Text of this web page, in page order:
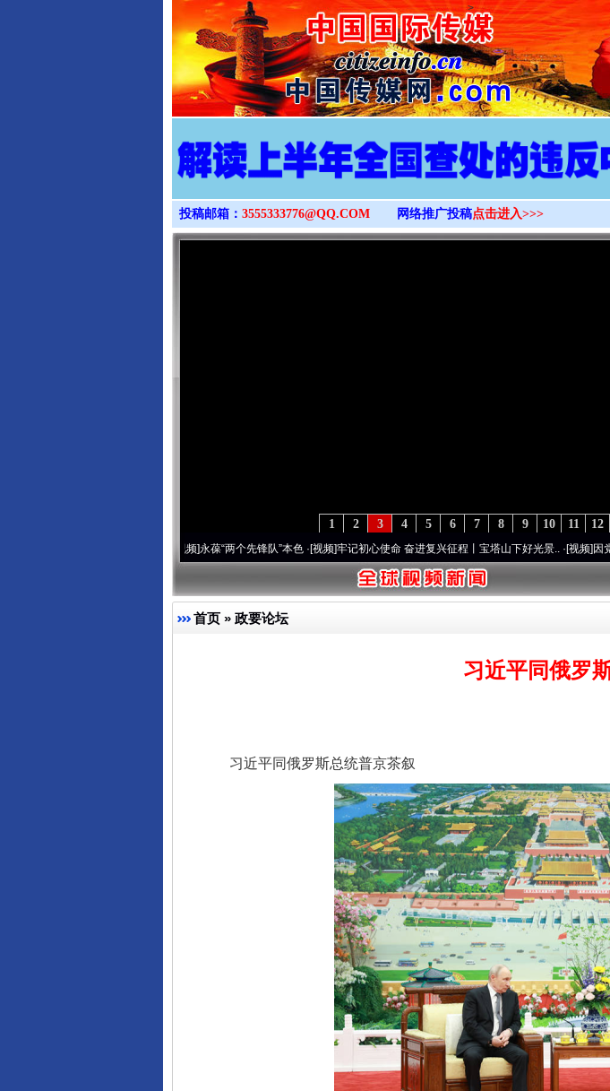
>
投稿邮箱： 3555333776@QQ.COM 网络推广投稿点击进入>>>
12
11
10
9
8
7
6
5
4
3
2
1
永葆“两个先锋队”本色·[视频]牢记初心使命 奋进复兴征程丨宝塔山下好光景..·[视频]因党而生 为
首页 » 政要论坛
习近平同俄罗
习近平同俄罗斯总统普京茶叙